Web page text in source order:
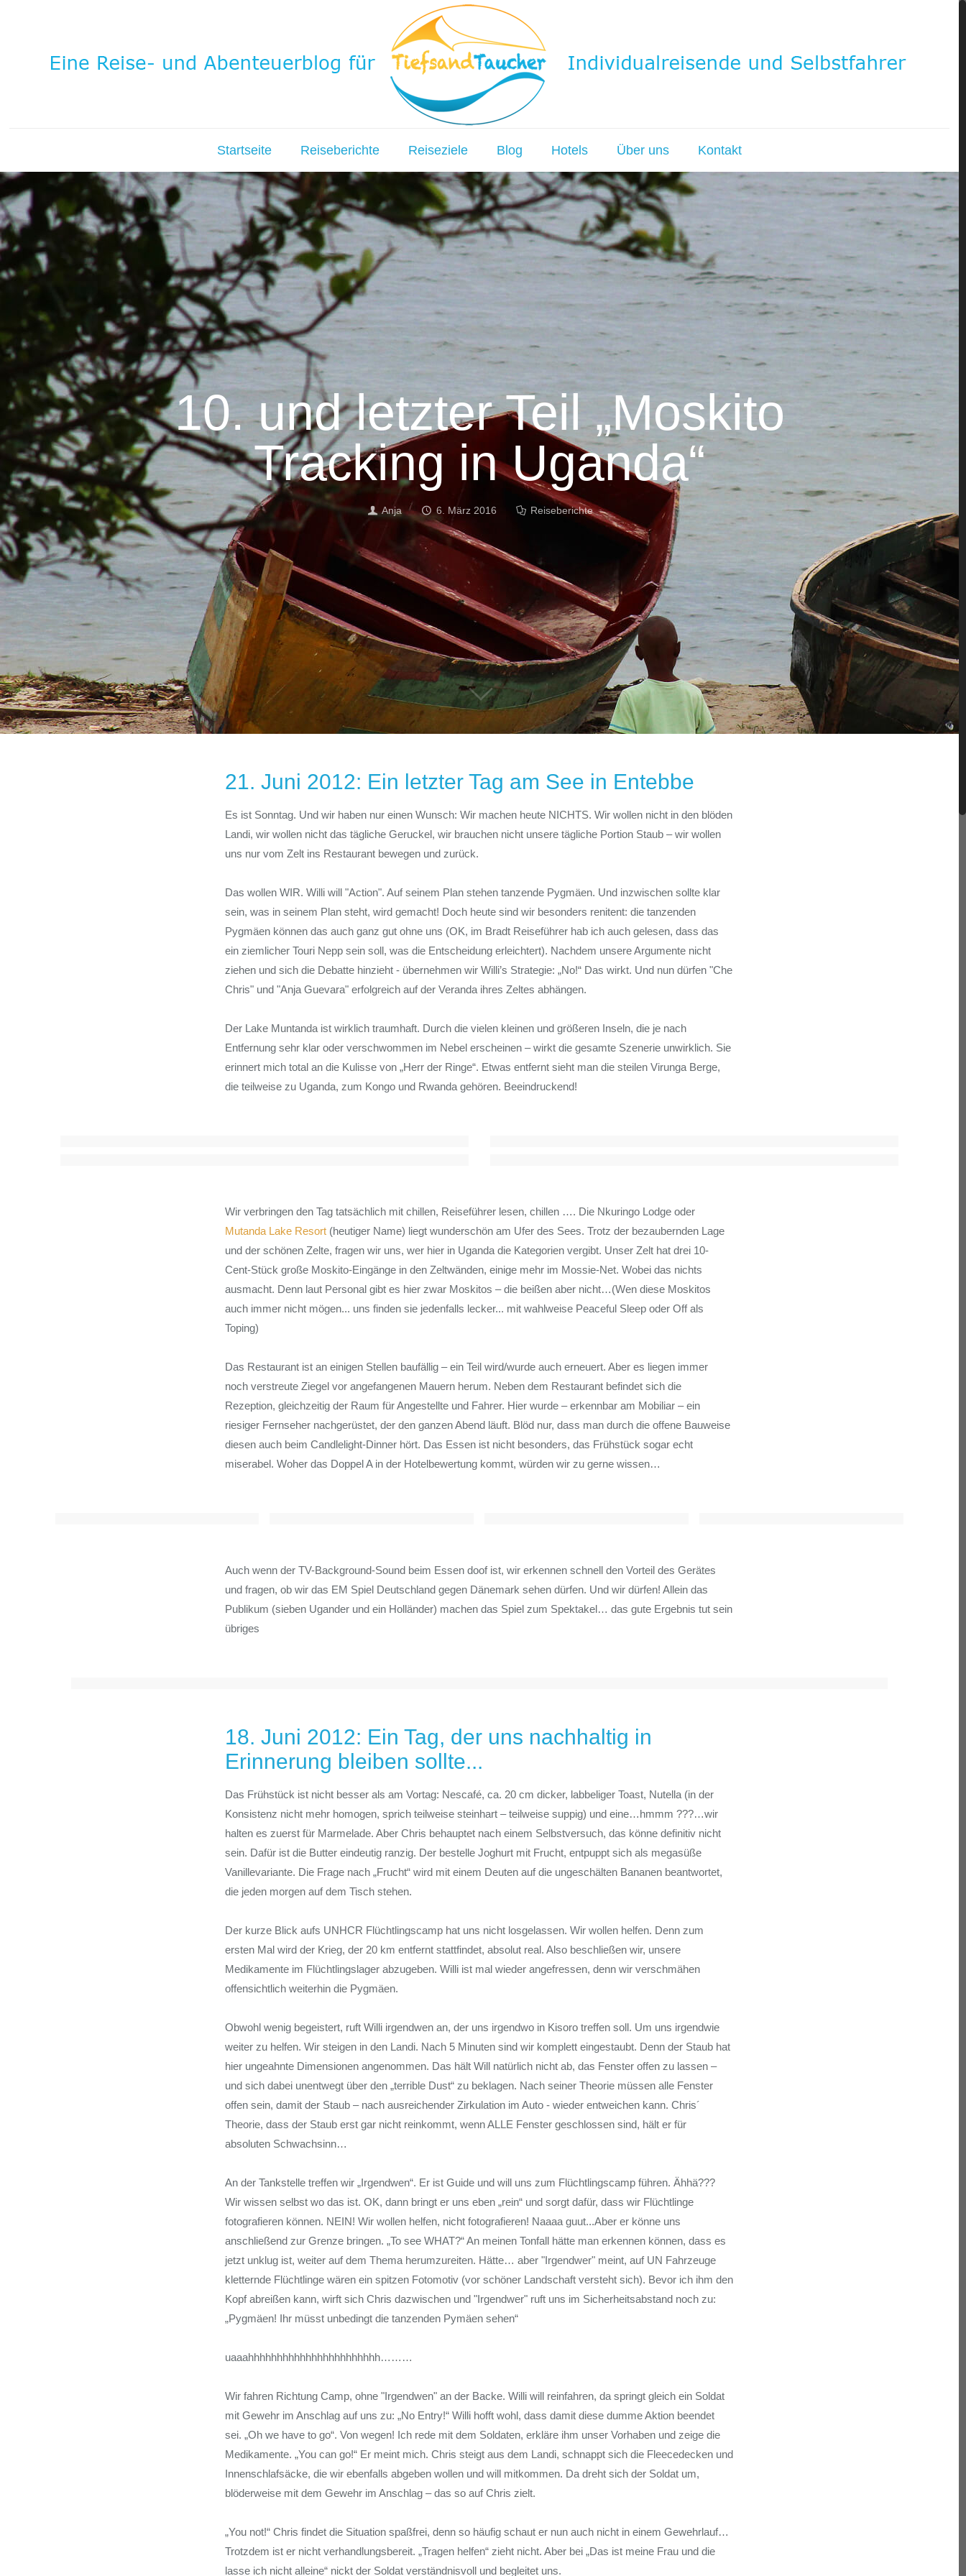
Startseite Reiseberichte Reiseziele Blog Hotels Über uns Kontakt
10. und letzter Teil „Moskito
Tracking in Uganda“
Anja 6. März 2016 Reiseberichte
21. Juni 2012: Ein letzter Tag am See in Entebbe
Es ist Sonntag. Und wir haben nur einen Wunsch: Wir machen heute NICHTS. Wir wollen nicht in den blöden
Landi, wir wollen nicht das tägliche Geruckel, wir brauchen nicht unsere tägliche Portion Staub – wir wollen
uns nur vom Zelt ins Restaurant bewegen und zurück.
Das wollen WIR. Willi will "Action". Auf seinem Plan stehen tanzende Pygmäen. Und inzwischen sollte klar
sein, was in seinem Plan steht, wird gemacht! Doch heute sind wir besonders renitent: die tanzenden
Pygmäen können das auch ganz gut ohne uns (OK, im Bradt Reiseführer hab ich auch gelesen, dass das
ein ziemlicher Touri Nepp sein soll, was die Entscheidung erleichtert). Nachdem unsere Argumente nicht
ziehen und sich die Debatte hinzieht - übernehmen wir Willi’s Strategie: „No!“ Das wirkt. Und nun dürfen "Che
Chris" und "Anja Guevara" erfolgreich auf der Veranda ihres Zeltes abhängen.
Der Lake Muntanda ist wirklich traumhaft. Durch die vielen kleinen und größeren Inseln, die je nach
Entfernung sehr klar oder verschwommen im Nebel erscheinen – wirkt die gesamte Szenerie unwirklich. Sie
erinnert mich total an die Kulisse von „Herr der Ringe“. Etwas entfernt sieht man die steilen Virunga Berge,
die teilweise zu Uganda, zum Kongo und Rwanda gehören. Beeindruckend!
Wir verbringen den Tag tatsächlich mit chillen, Reiseführer lesen, chillen …. Die Nkuringo Lodge oder
Mutanda Lake Resort (heutiger Name) liegt wunderschön am Ufer des Sees. Trotz der bezaubernden Lage
und der schönen Zelte, fragen wir uns, wer hier in Uganda die Kategorien vergibt. Unser Zelt hat drei 10-
Cent-Stück große Moskito-Eingänge in den Zeltwänden, einige mehr im Mossie-Net. Wobei das nichts
ausmacht. Denn laut Personal gibt es hier zwar Moskitos – die beißen aber nicht…(Wen diese Moskitos
auch immer nicht mögen... uns finden sie jedenfalls lecker... mit wahlweise Peaceful Sleep oder Off als
Toping)
Das Restaurant ist an einigen Stellen baufällig – ein Teil wird/wurde auch erneuert. Aber es liegen immer
noch verstreute Ziegel vor angefangenen Mauern herum. Neben dem Restaurant befindet sich die
Rezeption, gleichzeitig der Raum für Angestellte und Fahrer. Hier wurde – erkennbar am Mobiliar – ein
riesiger Fernseher nachgerüstet, der den ganzen Abend läuft. Blöd nur, dass man durch die offene Bauweise
diesen auch beim Candlelight-Dinner hört. Das Essen ist nicht besonders, das Frühstück sogar echt
miserabel. Woher das Doppel A in der Hotelbewertung kommt, würden wir zu gerne wissen…
Auch wenn der TV-Background-Sound beim Essen doof ist, wir erkennen schnell den Vorteil des Gerätes
und fragen, ob wir das EM Spiel Deutschland gegen Dänemark sehen dürfen. Und wir dürfen! Allein das
Publikum (sieben Ugander und ein Holländer) machen das Spiel zum Spektakel… das gute Ergebnis tut sein
übriges
18. Juni 2012: Ein Tag, der uns nachhaltig in
Erinnerung bleiben sollte...
Das Frühstück ist nicht besser als am Vortag: Nescafé, ca. 20 cm dicker, labbeliger Toast, Nutella (in der
Konsistenz nicht mehr homogen, sprich teilweise steinhart – teilweise suppig) und eine…hmmm ???…wir
halten es zuerst für Marmelade. Aber Chris behauptet nach einem Selbstversuch, das könne definitiv nicht
sein. Dafür ist die Butter eindeutig ranzig. Der bestelle Joghurt mit Frucht, entpuppt sich als megasüße
Vanillevariante. Die Frage nach „Frucht“ wird mit einem Deuten auf die ungeschälten Bananen beantwortet,
die jeden morgen auf dem Tisch stehen.
Der kurze Blick aufs UNHCR Flüchtlingscamp hat uns nicht losgelassen. Wir wollen helfen. Denn zum
ersten Mal wird der Krieg, der 20 km entfernt stattfindet, absolut real. Also beschließen wir, unsere
Medikamente im Flüchtlingslager abzugeben. Willi ist mal wieder angefressen, denn wir verschmähen
offensichtlich weiterhin die Pygmäen.
Obwohl wenig begeistert, ruft Willi irgendwen an, der uns irgendwo in Kisoro treffen soll. Um uns irgendwie
weiter zu helfen. Wir steigen in den Landi. Nach 5 Minuten sind wir komplett eingestaubt. Denn der Staub hat
hier ungeahnte Dimensionen angenommen. Das hält Will natürlich nicht ab, das Fenster offen zu lassen –
und sich dabei unentwegt über den „terrible Dust“ zu beklagen. Nach seiner Theorie müssen alle Fenster
offen sein, damit der Staub – nach ausreichender Zirkulation im Auto - wieder entweichen kann. Chris´
Theorie, dass der Staub erst gar nicht reinkommt, wenn ALLE Fenster geschlossen sind, hält er für
absoluten Schwachsinn…
An der Tankstelle treffen wir „Irgendwen“. Er ist Guide und will uns zum Flüchtlingscamp führen. Ähhä???
Wir wissen selbst wo das ist. OK, dann bringt er uns eben „rein“ und sorgt dafür, dass wir Flüchtlinge
fotografieren können. NEIN! Wir wollen helfen, nicht fotografieren! Naaaa guut...Aber er könne uns
anschließend zur Grenze bringen. „To see WHAT?“ An meinen Tonfall hätte man erkennen können, dass es
jetzt unklug ist, weiter auf dem Thema herumzureiten. Hätte… aber "Irgendwer" meint, auf UN Fahrzeuge
kletternde Flüchtlinge wären ein spitzen Fotomotiv (vor schöner Landschaft versteht sich). Bevor ich ihm den
Kopf abreißen kann, wirft sich Chris dazwischen und "Irgendwer" ruft uns im Sicherheitsabstand noch zu:
„Pygmäen! Ihr müsst unbedingt die tanzenden Pymäen sehen“
uaaahhhhhhhhhhhhhhhhhhhhhhh………
Wir fahren Richtung Camp, ohne "Irgendwen" an der Backe. Willi will reinfahren, da springt gleich ein Soldat
mit Gewehr im Anschlag auf uns zu: „No Entry!“ Willi hofft wohl, dass damit diese dumme Aktion beendet
sei. „Oh we have to go“. Von wegen! Ich rede mit dem Soldaten, erkläre ihm unser Vorhaben und zeige die
Medikamente. „You can go!“ Er meint mich. Chris steigt aus dem Landi, schnappt sich die Fleecedecken und
Innenschlafsäcke, die wir ebenfalls abgeben wollen und will mitkommen. Da dreht sich der Soldat um,
blöderweise mit dem Gewehr im Anschlag – das so auf Chris zielt.
„You not!“ Chris findet die Situation spaßfrei, denn so häufig schaut er nun auch nicht in einem Gewehrlauf…
Trotzdem ist er nicht verhandlungsbereit. „Tragen helfen“ zieht nicht. Aber bei „Das ist meine Frau und die
lasse ich nicht alleine“ nickt der Soldat verständnisvoll und begleitet uns.